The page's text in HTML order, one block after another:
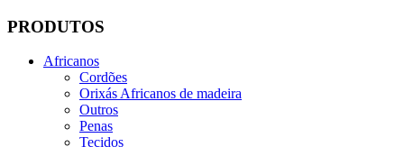
PRODUTOS
Africanos
Cordões
Orixás Africanos de madeira
Outros
Penas
Tecidos